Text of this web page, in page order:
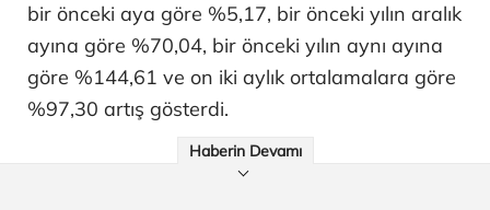
bir önceki aya göre %5,17, bir önceki yılın aralık
ayına göre %70,04, bir önceki yılın aynı ayına
göre %144,61 ve on iki aylık ortalamalara göre
%97,30 artış gösterdi.
Haberin Devamı